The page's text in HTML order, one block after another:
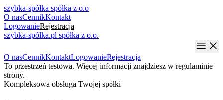
szybka-spółka spółka z o.o
O nasCennikKontakt
LogowanieRejestracja
szybka-spółka.pl spółka z o.o.
O nasCennikKontaktLogowanieRejestracja
To przestrzeń testowa. Więcej informacji znajdziesz w regulaminie
strony.
Kompleksowa obsługa Twojej spółki